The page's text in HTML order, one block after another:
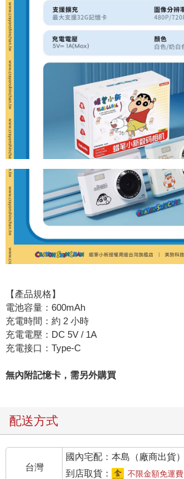
【產品規格】
電池容量：600mAh
充電時間：約 2 小時
充電電壓：DC 5V / 1A
充電接口：Type-C
無內附記憶卡，需另外購買
配送方式
台灣
國內宅配：本島（廠商出貨）
到店取貨：
不限金額免運費